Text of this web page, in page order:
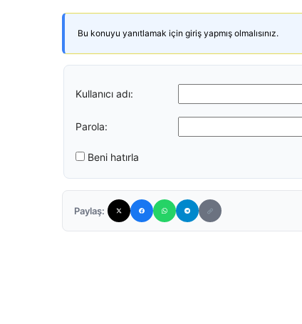
Bu konuyu yanıtlamak için giriş yapmış olmalısınız.
Kullanıcı adı:
Parola:
Beni hatırla
Paylaş: